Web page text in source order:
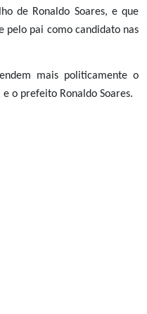
de Ronaldo Soares, e que
pelo pai como candidato nas
mais politicamente o
o prefeito Ronaldo Soares.